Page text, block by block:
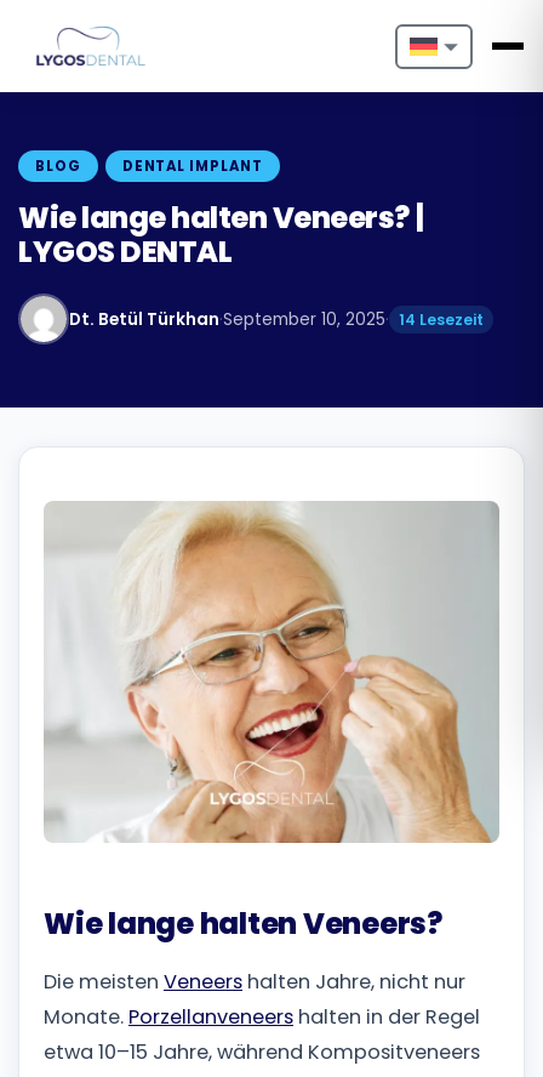
Nederlands
Français
Português
BLOG DENTAL IMPLANT
Wie lange halten Veneers? |
LYGOS DENTAL
Dt. Betül Türkhan·September 10, 2025· 14 Lesezeit
Wie lange halten Veneers?
Die meisten Veneers halten Jahre, nicht nur
Monate. Porzellanveneers halten in der Regel
etwa 10–15 Jahre, während Kompositveneers